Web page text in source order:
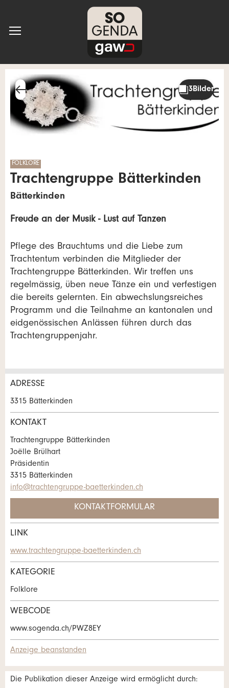
FOLKLORE
Trachtengruppe Bätterkinden
Bätterkinden
Freude an der Musik - Lust auf Tanzen
Pflege des Brauchtums und die Liebe zum
Trachtentum verbinden die Mitglieder der
Trachtengruppe Bätterkinden. Wir treffen uns
regelmässig, üben neue Tänze ein und verfestigen
die bereits gelernten. Ein abwechslungsreiches
Programm und die Teilnahme an kantonalen und
eidgenössischen Anlässen führen durch das
Trachtengruppenjahr.
Anzeige beanstanden
Ihr Feedback wird sehr geschätzt!
Allgemeines Feedback
Anzeige nicht mehr gültig
Anzeige unvollständig
Nachricht
* Eingabe erforderlich
Anzeige weiterempfehlen
Empfehlen Sie diese Anzeige an Freunde weiter.
* Eingabe erforderlich
ANZEIGE WEITEREMPFEHLEN
Schliessen
ADRESSE
3315 Bätterkinden
KONTAKT
Trachtengruppe Bätterkinden
Joëlle Brülhart
Präsidentin
3315 Bätterkinden
info@trachtengruppe-baetterkinden.ch
KONTAKTFORMULAR
Kontakt
Verfassen Sie eine Nachricht für die
Kontaktpersonen dieser Anzeige.
LINK
www.trachtengruppe-baetterkinden.ch
KATEGORIE
Folklore
WEBCODE
www.sogenda.ch/PWZ8EY
Anzeige beanstanden
Die Publikation dieser Anzeige wird ermöglicht durch: